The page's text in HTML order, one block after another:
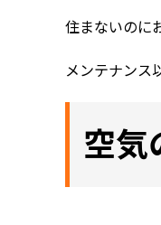
住まないのに
メンテナンス
空気